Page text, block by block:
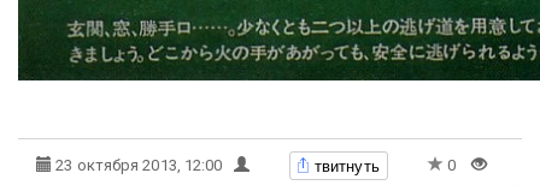
23 октября 2013, 12:00 твитнуть
0